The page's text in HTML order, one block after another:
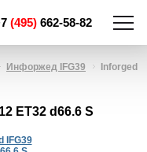
(495) 662-58-82
Инфоржед IFG39 Inforged
ET32 d66.6 S